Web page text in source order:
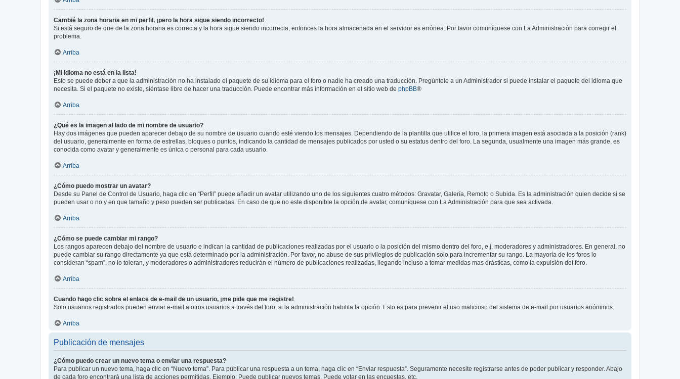
Cambié la zona horaria en mi perfil, ¡pero la hora sigue siendo incorrecto!
Si está seguro de que de la zona horaria es correcta y la hora sigue siendo incorrecta, entonces la hora almacenada en el servidor es errónea. Por favor comuníquese con La Administración para corregir el
problema.
Arriba
¡Mi idioma no está en la lista!
Esto se puede deber a que la administración no ha instalado el paquete de su idioma para el foro o nadie ha creado una traducción. Pregúntele a un Administrador si puede instalar el paquete del idioma que
necesita. Si el paquete no existe, siéntase libre de hacer una traducción. Puede encontrar más información en el sitio web de phpBB®
Arriba
¿Qué es la imagen al lado de mi nombre de usuario?
Hay dos imágenes que pueden aparecer debajo de su nombre de usuario cuando esté viendo los mensajes. Dependiendo de la plantilla que utilice el foro, la primera imagen está asociada a la posición (rank)
del usuario, generalmente en forma de estrellas, bloques o puntos, indicando la cantidad de mensajes publicados por usted o su estatus dentro del foro. La segunda, usualmente una imagen más grande, es
conocida como avatar y generalmente es única o personal para cada usuario.
Arriba
¿Cómo puedo mostrar un avatar?
Desde su Panel de Control de Usuario, haga clic en “Perfil” puede añadir un avatar utilizando uno de los siguientes cuatro métodos: Gravatar, Galería, Remoto o Subida. Es la administración quien decide si se
pueden usar o no y en que tamaño y peso pueden ser publicadas. En caso de que no este disponible la opción de avatar, comuníquese con La Administración para que sea activada.
Arriba
¿Cómo se puede cambiar mi rango?
Los rangos aparecen debajo del nombre de usuario e indican la cantidad de publicaciones realizadas por el usuario o la posición del mismo dentro del foro, e.j. moderadores y administradores. En general, no
puede cambiar su rango directamente ya que está determinado por la administración. Por favor, no abuse de sus privilegios de publicación solo para incrementar su rango. La mayoría de los foros lo
consideran “spam”, no lo toleran, y moderadores o administradores reducirán el número de publicaciones realizadas, llegando incluso a tomar medidas mas drásticas, como la expulsión del foro.
Arriba
Cuando hago clic sobre el enlace de e-mail de un usuario, ¡me pide que me registre!
Solo usuarios registrados pueden enviar e-mail a otros usuarios a través del foro, si la administración habilita la opción. Esto es para prevenir el uso malicioso del sistema de e-mail por usuarios anónimos.
Arriba
Publicación de mensajes
¿Cómo puedo crear un nuevo tema o enviar una respuesta?
Para publicar un nuevo tema, haga clic en “Nuevo tema”. Para publicar una respuesta a un tema, haga clic en “Enviar respuesta”. Seguramente necesite registrarse antes de poder publicar y responder. Abajo
de cada foro encontrará una lista de acciones permitidas. Ejemplo: Puede publicar nuevos temas, Puede votar en las encuestas, etc.